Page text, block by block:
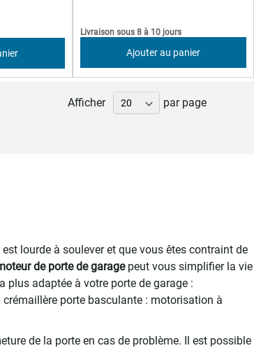
lourde à soulever et que vous êtes contraint de
de porte de garagepeut vous simplifier la vie
adaptée à votre porte de garage :
porte basculante : motorisation à
de la porte en cas de problème. Il est possible
Livraison sous 8 à 10 jours
Ajouter au panier
Afficher
par page